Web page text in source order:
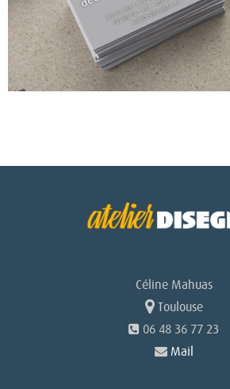
de
l’article
Céline Mahuas
Toulouse
06 48 36 77 23
Mail